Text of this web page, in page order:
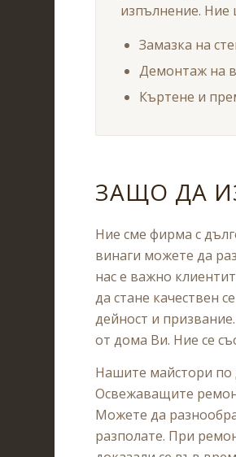
изпълнение.
Замазка на
Демонтаж на
Къртене и
ЗАЩО ДА
Ние сме фирма с
винаги можете да
нас е важно
да стане качествен
дейност и
от дома Ви. Ние се
Нашите майстори по
Освежаващите
Можете да
разполате. При